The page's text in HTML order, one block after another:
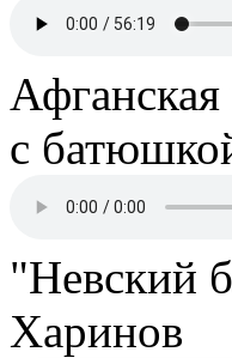
с
"Невский
Харинов